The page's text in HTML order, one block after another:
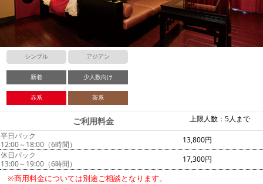
シンプル アジアン
新着 少人数向け
赤系 茶系
上限人数：5人まで
ご利用料金
平日パック
12:00～18:00（6時間）
13,800円
休日パック
13:00～19:00（6時間）
17,300円
※商用料金については別途ご相談となります。